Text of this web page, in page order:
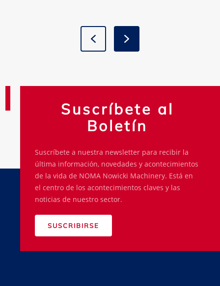
Suscríbete al
Boletín
Suscríbete a nuestra newsletter para recibir la
última información, novedades y acontecimientos
de la vida de NOMA Nowicki Machinery. Está en
el centro de los acontecimientos claves y las
noticias de nuestro sector.
SUSCRIBIRSE